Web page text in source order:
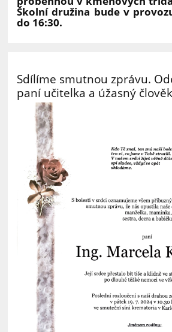
Školní družina bude v
do 16:30.
Sdílíme smutnou zprávu.
paní učitelka a úžasný